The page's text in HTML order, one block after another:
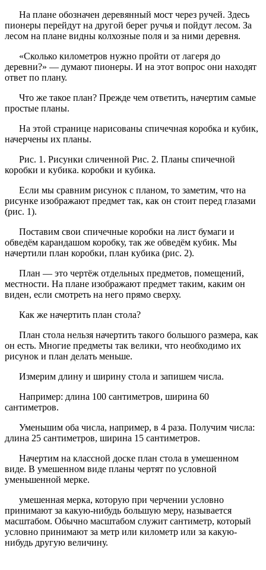
На плане обозначен деревянный мост через ручей. Здесь
пионеры перейдут на другой берег ручья и пойдут лесом. За
лесом на плане видны колхозные поля и за ними деревня.
«Сколько километров нужно пройти от лагеря до
деревни?» — думают пионеры. И на этот вопрос они находят
ответ по плану.
Что же такое план? Прежде чем ответить, начертим самые
простые планы.
На этой странице нарисованы спичечная коробка и кубик,
начерчены их планы.
Рис. 1. Рисунки сличенной Рис. 2. Планы спичечной
коробки и кубика. коробки и кубика.
Если мы сравним рисунок с планом, то заметим, что на
рисунке изображают предмет так, как он стоит перед глазами
(рис. 1).
Поставим свои спичечные коробки на лист бумаги и
обведём карандашом коробку, так же обведём кубик. Мы
начертили план коробки, план кубика (рис. 2).
План — это чертёж отдельных предметов, помещений,
местности. На плане изображают предмет таким, каким он
виден, если смотреть на него прямо сверху.
Как же начертить план стола?
План стола нельзя начертить такого большого размера, как
он есть. Многие предметы так велики, что необходимо их
рисунок и план делать меньше.
Измерим длину и ширину стола и запишем числа.
Например: длина 100 сантиметров, ширина 60
сантиметров.
Уменьшим оба числа, например, в 4 раза. Получим числа:
длина 25 сантиметров, ширина 15 сантиметров.
Начертим на классной доске план стола в умешенном
виде. В умешенном виде планы чертят по условной
уменьшенной мерке.
умешенная мерка, которую при черчении условно
принимают за какую-нибудь большую меру, называется
масштабом. Обычно масштабом служит сантиметр, который
условно принимают за метр или километр или за какую-
нибудь другую величину.